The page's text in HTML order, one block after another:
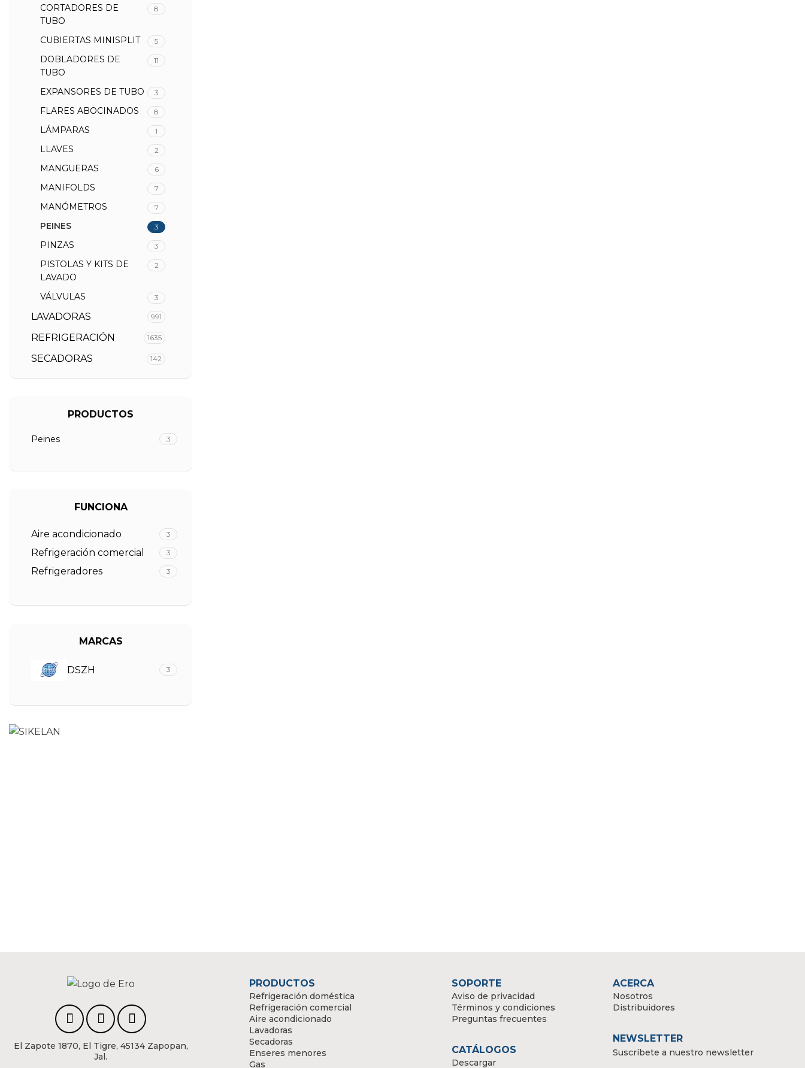
CORTADORES DE
TUBO
8
CUBIERTAS MINISPLIT 5
DOBLADORES DE
TUBO
11
EXPANSORES DE TUBO 3
FLARES ABOCINADOS 8
LÁMPARAS 1
LLAVES 2
MANGUERAS 6
MANIFOLDS 7
MANÓMETROS 7
PEINES 3
PINZAS 3
PISTOLAS Y KITS DE
LAVADO
2
VÁLVULAS 3
LAVADORAS 991
REFRIGERACIÓN 1635
SECADORAS 142
PRODUCTOS
Peines 3
FUNCIONA
Aire acondicionado 3
Refrigeración comercial 3
Refrigeradores 3
MARCAS
DSZH 3
El Zapote 1870, El Tigre, 45134 Zapopan,
Jal.
PRODUCTOS
Refrigeración doméstica
Refrigeración comercial
Aire acondicionado
Lavadoras
Secadoras
Enseres menores
Gas
SOPORTE
Aviso de privacidad
Términos y condiciones
Preguntas frecuentes
CATÁLOGOS
Descargar
ACERCA
Nosotros
Distribuidores
NEWSLETTER
Suscríbete a nuestro newsletter